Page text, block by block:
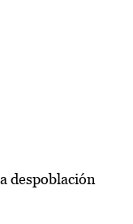
despoblación